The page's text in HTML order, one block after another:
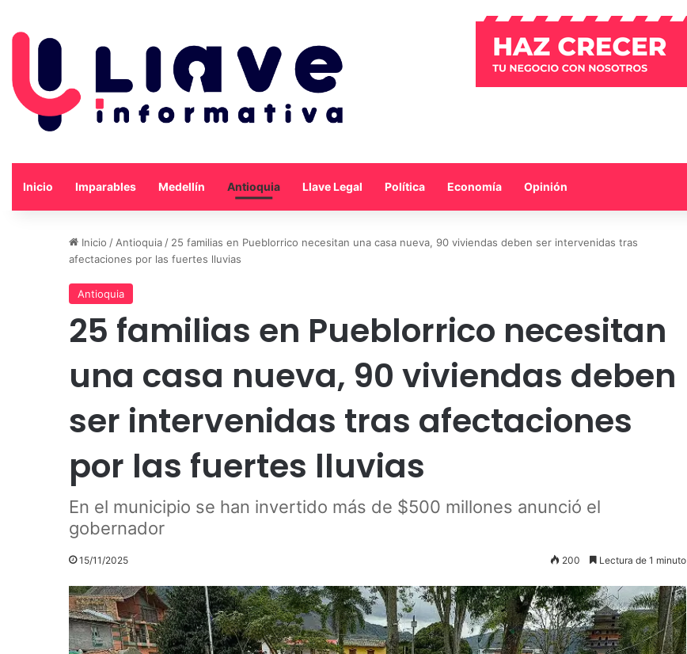
Inicio Imparables Medellín Antioquia Llave Legal Política Economía Opinión
Inicio / Antioquia / 25 familias en Pueblorrico necesitan una casa nueva, 90 viviendas deben ser intervenidas tras
afectaciones por las fuertes lluvias
Antioquia
25 familias en Pueblorrico necesitan
una casa nueva, 90 viviendas deben
ser intervenidas tras afectaciones
por las fuertes lluvias
En el municipio se han invertido más de $500 millones anunció el
gobernador
15/11/2025 200 Lectura de 1 minuto